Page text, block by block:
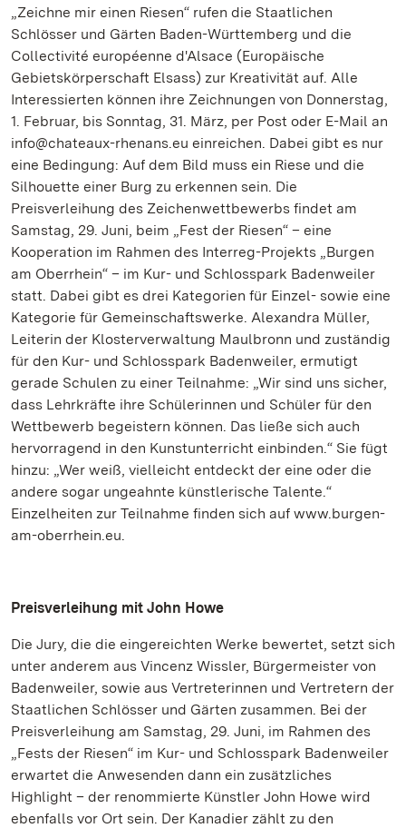
„Zeichne mir einen Riesen“ rufen die Staatlichen
Schlösser und Gärten Baden-Württemberg und die
Collectivité européenne d'Alsace (Europäische
Gebietskörperschaft Elsass) zur Kreativität auf. Alle
Interessierten können ihre Zeichnungen von Donnerstag,
1. Februar, bis Sonntag, 31. März, per Post oder E-Mail an
info@chateaux-rhenans.eu einreichen. Dabei gibt es nur
eine Bedingung: Auf dem Bild muss ein Riese und die
Silhouette einer Burg zu erkennen sein. Die
Preisverleihung des Zeichenwettbewerbs findet am
Samstag, 29. Juni, beim „Fest der Riesen“ – eine
Kooperation im Rahmen des Interreg-Projekts „Burgen
am Oberrhein“ – im Kur- und Schlosspark Badenweiler
statt. Dabei gibt es drei Kategorien für Einzel- sowie eine
Kategorie für Gemeinschaftswerke. Alexandra Müller,
Leiterin der Klosterverwaltung Maulbronn und zuständig
für den Kur- und Schlosspark Badenweiler, ermutigt
gerade Schulen zu einer Teilnahme: „Wir sind uns sicher,
dass Lehrkräfte ihre Schülerinnen und Schüler für den
Wettbewerb begeistern können. Das ließe sich auch
hervorragend in den Kunstunterricht einbinden.“ Sie fügt
hinzu: „Wer weiß, vielleicht entdeckt der eine oder die
andere sogar ungeahnte künstlerische Talente.“
Einzelheiten zur Teilnahme finden sich auf www.burgen-
am-oberrhein.eu.
Preisverleihung mit John Howe
Die Jury, die die eingereichten Werke bewertet, setzt sich
unter anderem aus Vincenz Wissler, Bürgermeister von
Badenweiler, sowie aus Vertreterinnen und Vertretern der
Staatlichen Schlösser und Gärten zusammen. Bei der
Preisverleihung am Samstag, 29. Juni, im Rahmen des
„Fests der Riesen“ im Kur- und Schlosspark Badenweiler
erwartet die Anwesenden dann ein zusätzliches
Highlight – der renommierte Künstler John Howe wird
ebenfalls vor Ort sein. Der Kanadier zählt zu den